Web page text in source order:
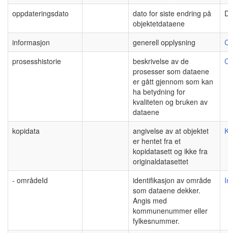
oppdateringsdato
dato for siste endring på
objektetdataene
informasjon generell opplysning
prosesshistorie
beskrivelse av de
prosesser som dataene
er gått gjennom som kan
ha betydning for
kvaliteten og bruken av
dataene
kopidata
angivelse av at objektet
er hentet fra et
kopidatasett og ikke fra
originaldatasettet
- områdeId
identifikasjon av område
som dataene dekker.
Angis med
kommunenummer eller
fylkesnummer.